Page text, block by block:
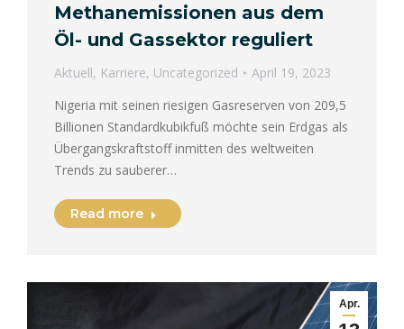
Methanemissionen aus dem
Öl- und Gassektor reguliert
Aktuell, Karriere, Uncategorized
April 19, 2023
Nigeria mit seinen riesigen Gasreserven von 209,5
Billionen Standardkubikfuß möchte sein Erdgas als
Übergangskraftstoff inmitten des weltweiten
Trends zu sauberer…
Read more
Apr.